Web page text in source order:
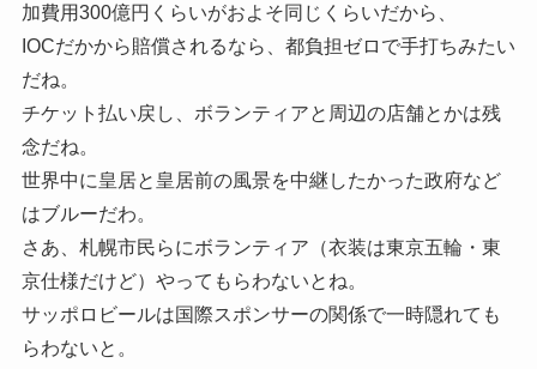
加費用300億円くらいがおよそ同じくらいだから、
IOCだかから賠償されるなら、都負担ゼロで手打ちみたい
だね。
チケット払い戻し、ボランティアと周辺の店舗とかは残
念だね。
世界中に皇居と皇居前の風景を中継したかった政府など
はブルーだわ。
さあ、札幌市民らにボランティア（衣装は東京五輪・東
京仕様だけど）やってもらわないとね。
サッポロビールは国際スポンサーの関係で一時隠れても
らわないと。